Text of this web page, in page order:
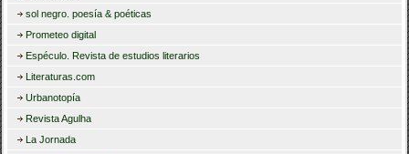
sol negro. poesía & poéticas
Prometeo digital
Espéculo. Revista de estudios literarios
Literaturas.com
Urbanotopía
Revista Agulha
La Jornada